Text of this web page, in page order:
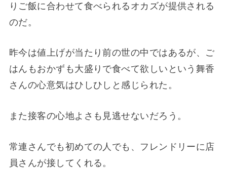
りご飯に合わせて食べられるオカズが提供される
のだ。
昨今は値上げが当たり前の世の中ではあるが、ご
はんもおかずも大盛りで食べて欲しいという舞香
さんの心意気はひしひしと感じられた。
また接客の心地よさも見逃せないだろう。
常連さんでも初めての人でも、フレンドリーに店
員さんが接してくれる。